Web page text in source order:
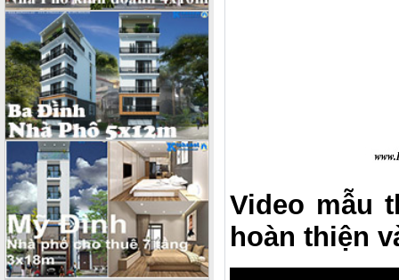
Video mẫu
hoàn thiện